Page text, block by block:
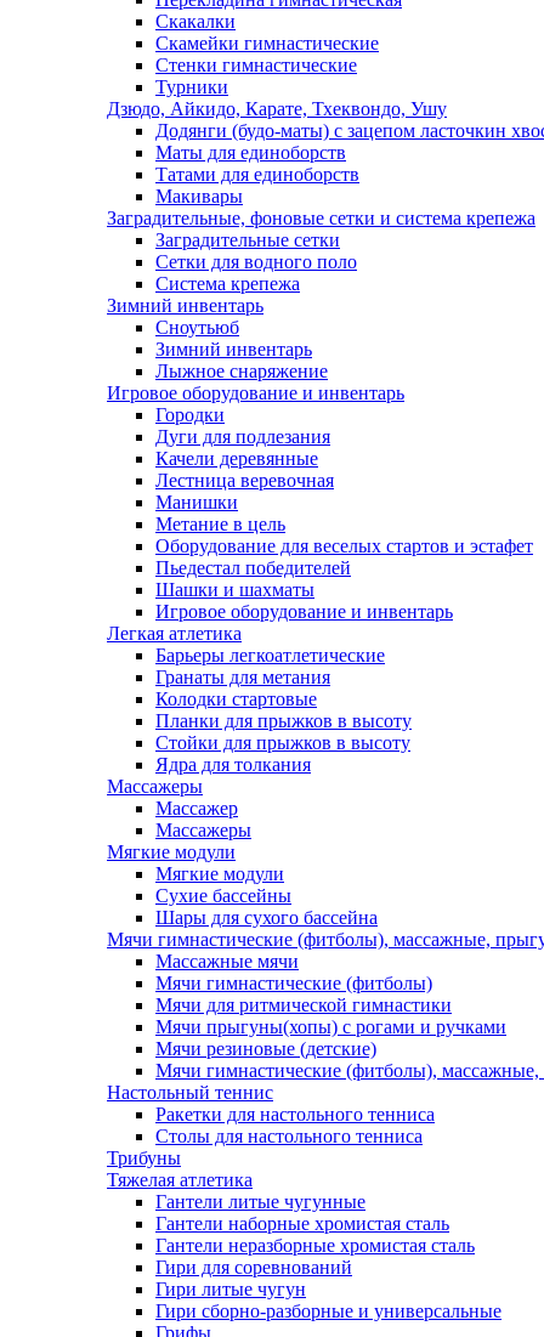
Скакалки
Скамейки гимнастические
Стенки гимнастические
Турники
Дзюдо, Айкидо, Карате, Тхеквондо, Ушу
Додянги (будо-маты) с зацепом ласточкин
Маты для единоборств
Татами для единоборств
Макивары
Заградительные, фоновые сетки и система крепежа
Заградительные сетки
Сетки для водного поло
Система крепежа
Зимний инвентарь
Сноутьюб
Зимний инвентарь
Лыжное снаряжение
Игровое оборудование и инвентарь
Городки
Дуги для подлезания
Качели деревянные
Лестница веревочная
Манишки
Метание в цель
Оборудование для веселых стартов и эстафет
Пьедестал победителей
Шашки и шахматы
Игровое оборудование и инвентарь
Легкая атлетика
Барьеры легкоатлетические
Гранаты для метания
Колодки стартовые
Планки для прыжков в высоту
Стойки для прыжков в высоту
Ядра для толкания
Массажеры
Массажер
Массажеры
Мягкие модули
Мягкие модули
Сухие бассейны
Шары для сухого бассейна
Мячи гимнастические (фитболы), массажные,
Массажные мячи
Мячи гимнастические (фитболы)
Мячи для ритмической гимнастики
Мячи прыгуны(хопы) с рогами и ручками
Мячи резиновые (детские)
Мячи гимнастические (фитболы),
Настольный теннис
Ракетки для настольного тенниса
Столы для настольного тенниса
Трибуны
Тяжелая атлетика
Гантели литые чугунные
Гантели наборные хромистая сталь
Гантели неразборные хромистая сталь
Гири для соревнований
Гири литые чугун
Гири сборно-разборные и универсальные
Грифы